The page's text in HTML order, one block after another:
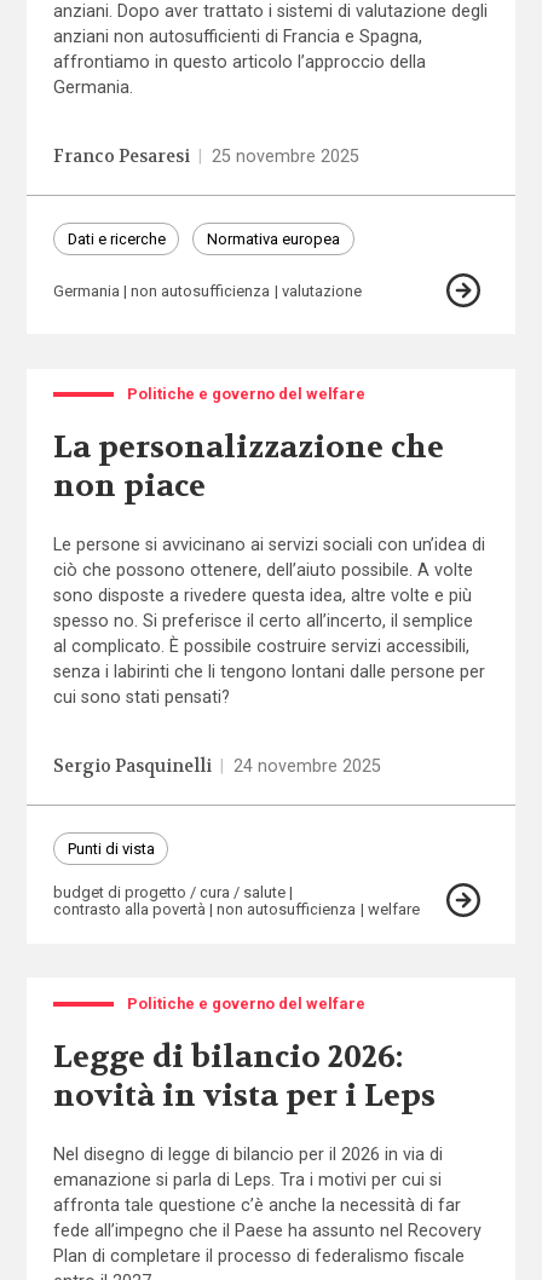
anziani. Dopo aver trattato i sistemi di valutazione degli
anziani non autosufficienti di Francia e Spagna,
affrontiamo in questo articolo l’approccio della
Germania.
Franco Pesaresi 25 novembre 2025
Dati e ricerche Normativa europea
Germania non autosufficienza valutazione
Politiche e governo del welfare
La personalizzazione che
non piace
Le persone si avvicinano ai servizi sociali con un’idea di
ciò che possono ottenere, dell’aiuto possibile. A volte
sono disposte a rivedere questa idea, altre volte e più
spesso no. Si preferisce il certo all’incerto, il semplice
al complicato. È possibile costruire servizi accessibili,
senza i labirinti che li tengono lontani dalle persone per
cui sono stati pensati?
Sergio Pasquinelli 24 novembre 2025
Punti di vista
budget di progetto / cura / salute
contrasto alla povertà
non autosufficienza welfare
Politiche e governo del welfare
Legge di bilancio 2026:
novità in vista per i Leps
Nel disegno di legge di bilancio per il 2026 in via di
emanazione si parla di Leps. Tra i motivi per cui si
affronta tale questione c’è anche la necessità di far
fede all’impegno che il Paese ha assunto nel Recovery
Plan di completare il processo di federalismo fiscale